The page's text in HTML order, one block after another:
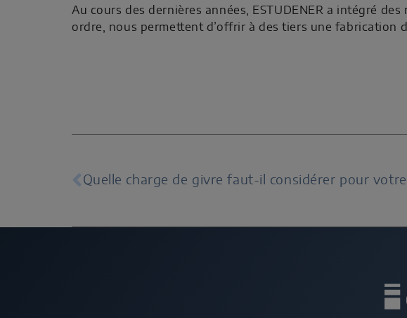
Au cours des dernières années, ESTUDENER a intégré
ordre, nous permettent d’offrir à des tiers une fabrication